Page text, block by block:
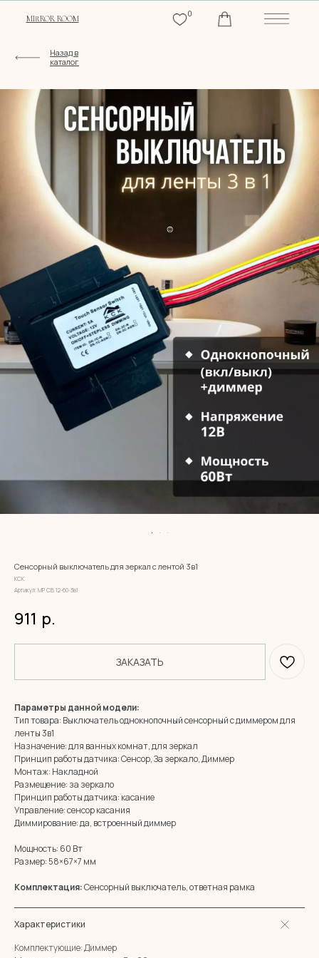
Сенсорный выключатель для зеркал с лентой 3в1
КСК
Артикул:МР СВ 12-60-3в1
911 р.
ЗАКАЗАТЬ
Параметры данной модели:
Тип товара: Выключатель однокнопочный сенсорный с диммером для
ленты 3в1
Назначение: для ванных комнат, для зеркал
Принцип работы датчика: Сенсор, За зеркало, Диммер
Монтаж: Накладной
Размещение: за зеркало
Принцип работы датчика: касание
Управление: сенсор касания
Диммирование: да, встроенный диммер
Мощность: 60 Вт
Размер: 58×67×7 мм
Комплектация:Сенсорный выключатель, ответная рамка
Характеристики
Комплектующие: Диммер
MIRROR ROOM
Адрес: 350037, г. Краснодар,
ул. Казачья, д. 2А